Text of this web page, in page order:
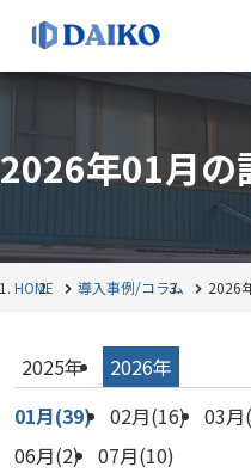
2026年01月の
HOME 導入事例/コラム 2026
2025年
2026年
01月(39)
02月(16) 03
06月(2)
07月(10)